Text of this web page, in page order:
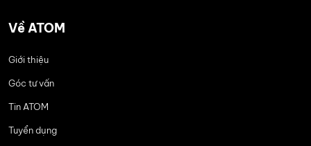
Về ATOM
Giới thiệu
Góc tư vấn
Tin ATOM
Tuyển dụng